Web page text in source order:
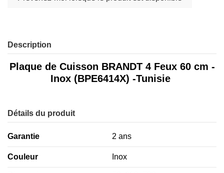
Description
Plaque de Cuisson BRANDT 4 Feux 60 cm -
Inox (BPE6414X) -Tunisie
Détails du produit
Garantie 2 ans
Couleur Inox